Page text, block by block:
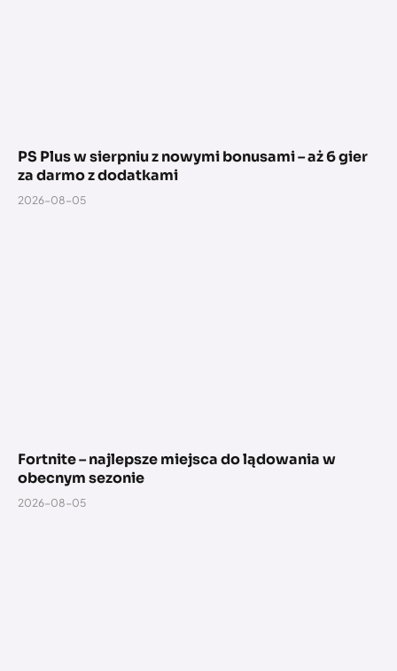
PS Plus w sierpniu z nowymi bonusami – aż 6 gier
za darmo z dodatkami
2026-08-05
Fortnite – najlepsze miejsca do lądowania w
obecnym sezonie
2026-08-05